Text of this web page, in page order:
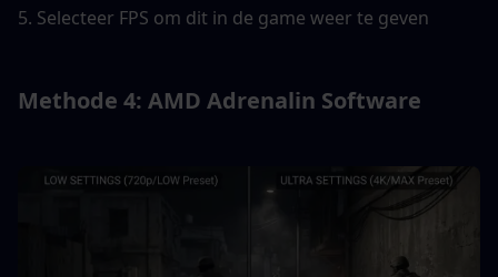
5. Selecteer FPS om dit in de game weer te geven
Methode 4: AMD Adrenalin Software